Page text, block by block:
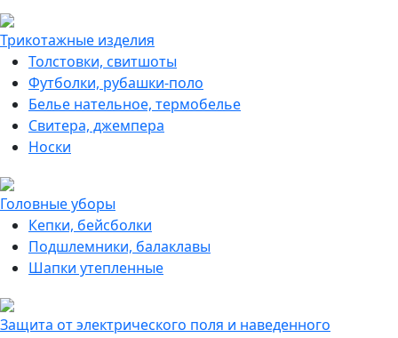
Трикотажные изделия
Толстовки, свитшоты
Футболки, рубашки-поло
Белье нательное, термобелье
Свитера, джемпера
Носки
Головные уборы
Кепки, бейсболки
Подшлемники, балаклавы
Шапки утепленные
Защита от электрического поля и наведенного